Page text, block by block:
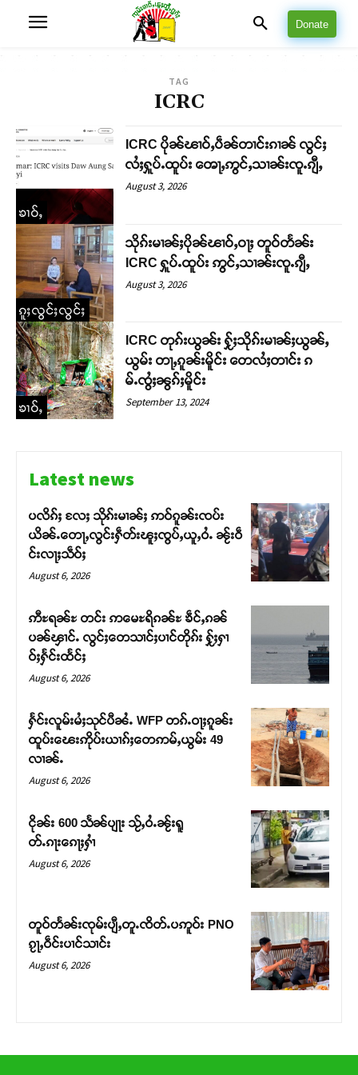
တႃႇႁႂ်ႈသဵင်ၵၢင်ၸႂ်ၵူၼ်းမိူင်း ၵူႈတီႈၵူႈလႅၼ်ပေႃးတေၸွ
တ်ႇ တူဝ်ႈလုမ်ႈၾႃႉၼၼ်ႉ ၶဝ်ႈႁူမ်ႈၵမ်ႉထႅမ် ၸုမ်းၶၢ
ဝ်ႇၽူႈတွႆႇႁွၵ်ႈ လႆႈယူႇၶႃႈဢေႃႈ။
Donate
TAG
ICRC
ၶၢဝ်ႇ
ICRC ပိုၼ်ၽၢဝ်ႇပဵၼ်တၢင်းၵၢၼ် လွင်ႈ
လႆႈႁူပ်ႉထူပ်း ၻေႃႇဢွင်ႇသၢၼ်းၸူႉၵျီႇ
August 3, 2026
ၵူႈလွင်ႈလွင်ႈ
သိုၵ်းမၢၼ်ႈပိုၼ်ၽၢဝ်ႇဝႃႈ တူဝ်တႅၼ်း
ICRC ႁူပ်ႉထူပ်း ဢွင်ႇသၢၼ်းၸူႉၵျီႇ
August 3, 2026
ၶၢဝ်ႇ
ICRC တုၵ်းယွၼ်း ႁႂ်ႈသိုၵ်းမၢၼ်ႈယွၼ်ႇ
ယွမ်း တႃႇၵူၼ်းမိူင်း တေလႆႈတၢင်း ၵ
မ်ႉၸွႆႈၼွၵ်ႈမိူင်း
September 13, 2024
Latest news
ပလိၵ်ႈ လႄႈ သိုၵ်းမၢၼ်ႈ ဢဝ်ၵူၼ်းၸပ်း
ယိၼ်ႉတေႃႇလွင်းႁဵတ်းၽူႈၸွပ်ႇယူႇဝႆႉ ၼႂ်းဝဵ
င်းလႃႈသဵဝ်ႈ
August 6, 2026
ဢီႊရၼ်ႊ တင်း ဢမေႊရိၵၼ်ႊ ၶဵင်ႇၵၼ်
ပၼ်ၾၢင်ႉ လွင်ႈတေသၢင်ႈပၢင်တိုၵ်း ႁႂ်ႈႁၢ
ဝ်ႈႁႅင်းထႅင်ႈ
August 6, 2026
ႁႅင်းလူမ်းမႆႈသုင်ပီၼႆႉ WFP တၵ်ႉဝႃႈၵူၼ်း
ထူပ်းၽေးဢိုပ်းယၢၵ်ႈတေဢမ်ႇယွမ်း 49
လၢၼ်ႉ
August 6, 2026
ငိုၼ်း 600 သႅၼ်ပျႃး သႂ်ႇဝႆႉၼႂ်းရူ
တ်ႉၵႃးၵေႃႈႁၢႆ
August 6, 2026
တူဝ်တႅၼ်းၸုမ်းပျီႇတူႉၸိတ်ႉပဢူဝ်း PNO
ၵႂႃႇဝဵင်းပၢင်သၢင်း
August 6, 2026